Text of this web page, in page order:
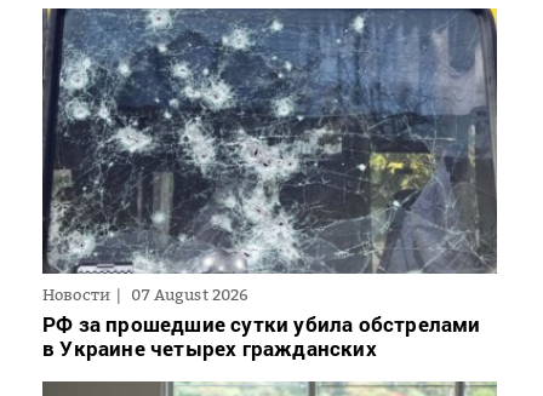
Новости 07 August 2026
РФ за прошедшие сутки убила обстрелами
в Украине четырех гражданских